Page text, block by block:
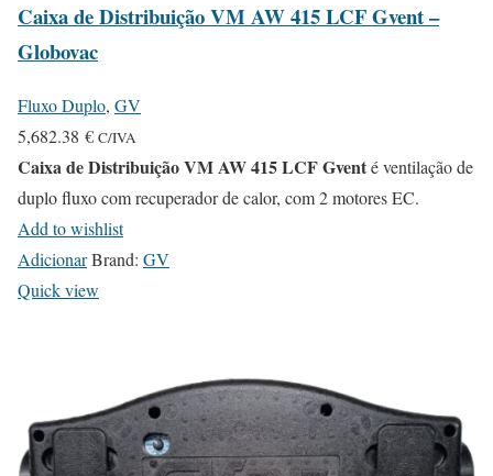
Caixa de Distribuição VM AW 415 LCF Gvent –
Globovac
Fluxo Duplo, GV
5,682.38 € C/IVA
Caixa de Distribuição VM AW 415 LCF Gventé ventilação de
duplo fluxo com recuperador de calor, com 2 motores EC.
Add to wishlist
AdicionarBrand: GV
Quick view